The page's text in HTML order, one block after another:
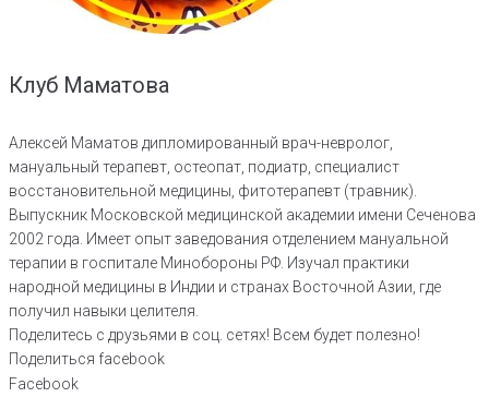
Клуб Маматова
Алексей Маматов дипломированный врач-невролог,
мануальный терапевт, остеопат, подиатр, специалист
восстановительной медицины, фитотерапевт (травник).
Выпускник Московской медицинской академии имени Сеченова
2002 года. Имеет опыт заведования отделением мануальной
терапии в госпитале Минобороны РФ. Изучал практики
народной медицины в Индии и странах Восточной Азии, где
получил навыки целителя.
Поделитесь с друзьями в соц. сетях! Всем будет полезно!
Поделиться facebook
Facebook